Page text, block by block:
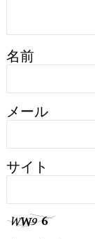
名前
メール
サイト